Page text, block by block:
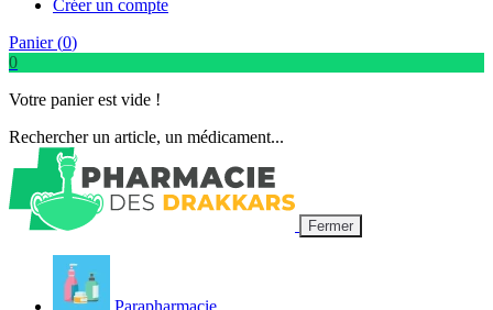
Créer un compte
Panier (0)
0
Votre panier est vide !
Rechercher un article, un médicament...
Fermer
Parapharmacie